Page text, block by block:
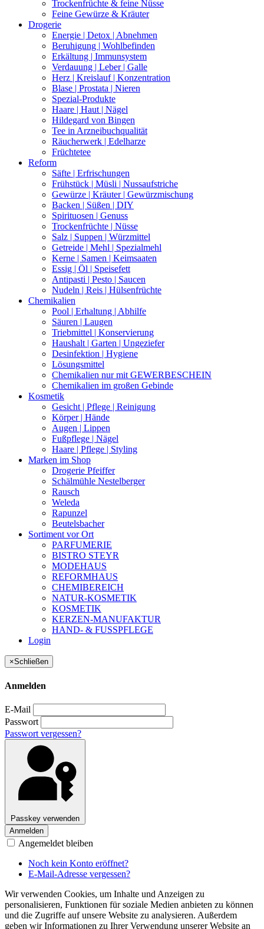
Trockenfrüchte & feine Nüsse
Feine Gewürze & Kräuter
Drogerie
Energie | Detox | Abnehmen
Beruhigung | Wohlbefinden
Erkältung | Immunsystem
Verdauung | Leber | Galle
Herz | Kreislauf | Konzentration
Blase | Prostata | Nieren
Spezial-Produkte
Haare | Haut | Nägel
Hildegard von Bingen
Tee in Arzneibuchqualität
Räucherwerk | Edelharze
Früchtetee
Reform
Säfte | Erfrischungen
Frühstück | Müsli | Nussaufstriche
Gewürze | Kräuter | Gewürzmischung
Backen | Süßen | DIY
Spirituosen | Genuss
Trockenfrüchte | Nüsse
Salz | Suppen | Würzmittel
Getreide | Mehl | Spezialmehl
Kerne | Samen | Keimsaaten
Essig | Öl | Speisefett
Antipasti | Pesto | Saucen
Nudeln | Reis | Hülsenfrüchte
Chemikalien
Pool | Erhaltung | Abhilfe
Säuren | Laugen
Triebmittel | Konservierung
Haushalt | Garten | Ungeziefer
Desinfektion | Hygiene
Lösungsmittel
Chemikalien nur mit GEWERBESCHEIN
Chemikalien im großen Gebinde
Kosmetik
Gesicht | Pflege | Reinigung
Körper | Hände
Augen | Lippen
Fußpflege | Nägel
Haare | Pflege | Styling
Marken im Shop
Drogerie Pfeiffer
Schälmühle Nestelberger
Rausch
Weleda
Rapunzel
Beutelsbacher
Sortiment vor Ort
PARFUMERIE
BISTRO STEYR
MODEHAUS
REFORMHAUS
CHEMIBEREICH
NATUR-KOSMETIK
KOSMETIK
KERZEN-MANUFAKTUR
HAND- & FUSSPFLEGE
Login
×Schließen
Anmelden
E-Mail
Passwort
Passwort vergessen?
Passkey verwenden
Anmelden
Angemeldet bleiben
Noch kein Konto eröffnet?
E-Mail-Adresse vergessen?
Wir verwenden Cookies, um Inhalte und Anzeigen zu
personalisieren, Funktionen für soziale Medien anbieten zu können
und die Zugriffe auf unsere Website zu analysieren. Außerdem
geben wir Informationen zu Ihrer Verwendung unserer Website an